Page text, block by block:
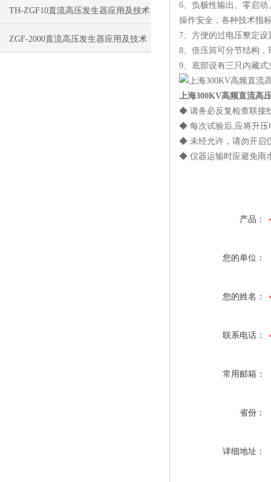
品特点
TH-ZGF10直流高压发生器应用及技术
特点
ZGF-2000直流高压发生器应用及技术
6、负极性输出、零启
操作安全，各种技术指
7、方便的过电压整定
8、倍压筒可分节结构
9、底部设有三只内藏
上海300KV高频直流高
◆ 请务必反复检查联接
◆ 每次试验后,应将升压
◆ 未经允许，请勿开启
◆ 仪器运输时应避免雨
产品：
您的单位：
您的姓名：
联系电话：
常用邮箱：
省份：
详细地址：